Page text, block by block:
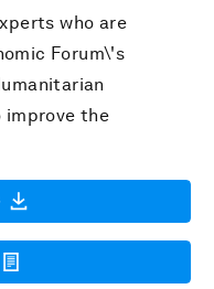
who are
Forum\'s
improve the